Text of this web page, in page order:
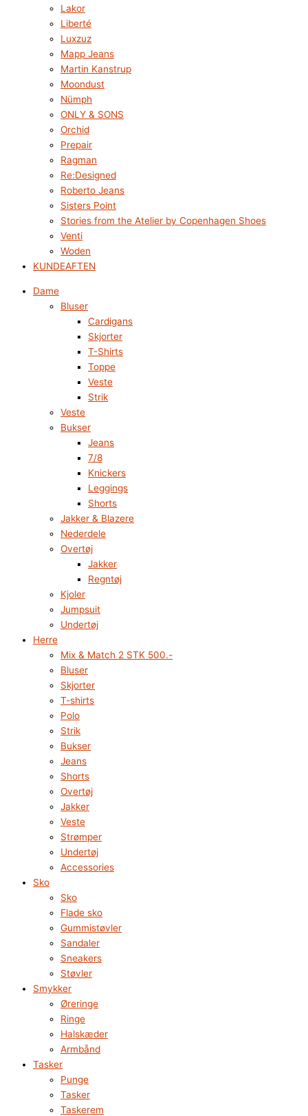
Lakor
Liberté
Luxzuz
Mapp Jeans
Martin Kanstrup
Moondust
Nümph
ONLY & SONS
Orchid
Prepair
Ragman
Re:Designed
Roberto Jeans
Sisters Point
Stories from the Atelier by Copenhagen Shoes
Venti
Woden
KUNDEAFTEN
Dame
Bluser
Cardigans
Skjorter
T-Shirts
Toppe
Veste
Strik
Veste
Bukser
Jeans
7/8
Knickers
Leggings
Shorts
Jakker & Blazere
Nederdele
Overtøj
Jakker
Regntøj
Kjoler
Jumpsuit
Undertøj
Herre
Mix & Match 2 STK 500.-
Bluser
Skjorter
T-shirts
Polo
Strik
Bukser
Jeans
Shorts
Overtøj
Jakker
Veste
Strømper
Undertøj
Accessories
Sko
Sko
Flade sko
Gummistøvler
Sandaler
Sneakers
Støvler
Smykker
Øreringe
Ringe
Halskæder
Armbånd
Tasker
Punge
Tasker
Taskerem